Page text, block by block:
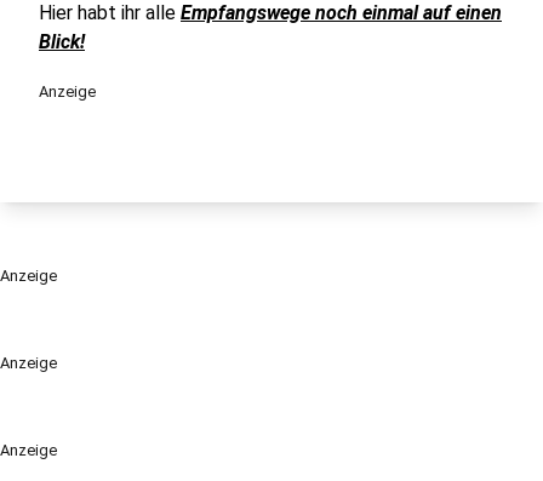
Anzeige
Anzeige
Hier habt ihr alle Empfangswege noch einmal auf einen
Blick!
Anzeige
Anzeige